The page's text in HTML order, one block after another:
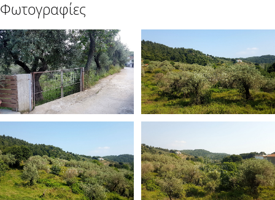
Φωτογραφίες